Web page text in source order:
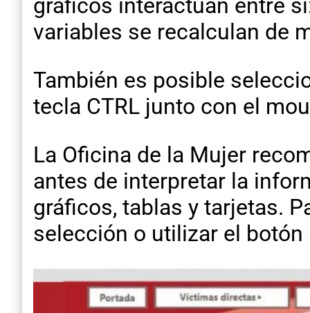
gráficos interactúan entre
variables se recalculan de
También es posible
tecla CTRL junto con el
La Oficina de la Mujer
antes de interpretar la
gráficos, tablas y tarjetas.
selección o utilizar el